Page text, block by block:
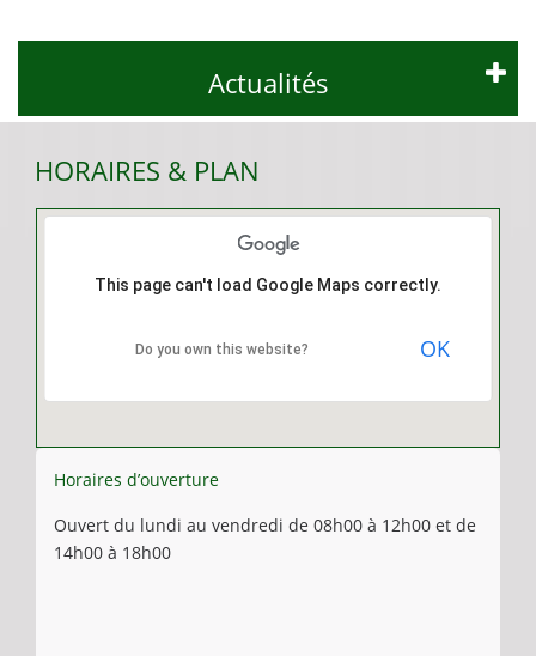
Actualités
HORAIRES & PLAN
This page can't load Google Maps correctly.
Do you own this website? OK
Horaires d’ouverture
Ouvert du lundi au vendredi de 08h00 à 12h00 et de
14h00 à 18h00